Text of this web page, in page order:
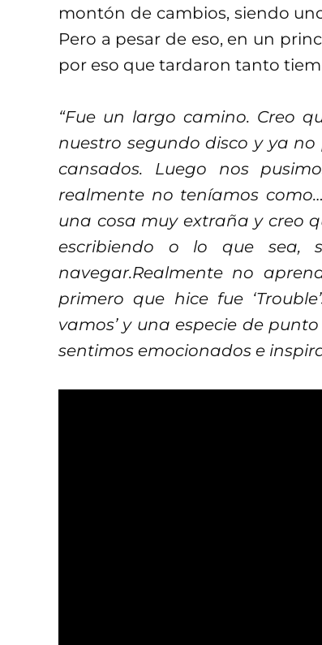
montón de cambios, siendo
Pero a pesar de eso, en un
por eso que tardaron tanto
“Fue un largo camino. Creo
nuestro segundo disco y ya
cansados. Luego nos
realmente no teníamos
una cosa muy extraña y creo
escribiendo o lo que
navegar.Realmente no
primero que hice fue
vamos’ y una especie de
sentimos emocionados e